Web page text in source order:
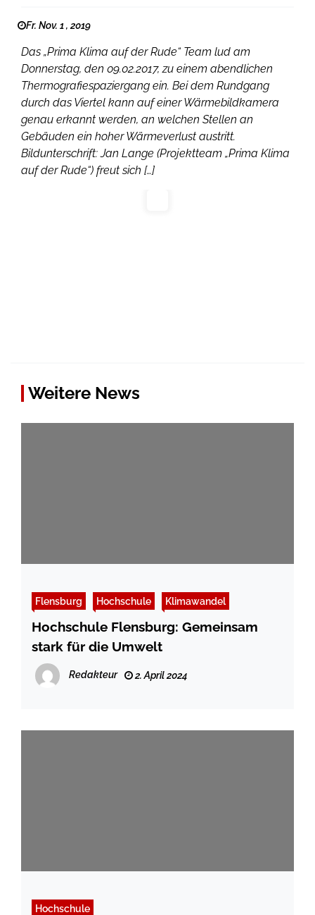
Fr. Nov. 1 , 2019
Das „Prima Klima auf der Rude“ Team lud am
Donnerstag, den 09.02.2017, zu einem abendlichen
Thermografiespaziergang ein. Bei dem Rundgang
durch das Viertel kann auf einer Wärmebildkamera
genau erkannt werden, an welchen Stellen an
Gebäuden ein hoher Wärmeverlust austritt.
Bildunterschrift: Jan Lange (Projektteam „Prima Klima
auf der Rude“) freut sich […]
Weitere News
Flensburg Hochschule Klimawandel
Hochschule Flensburg: Gemeinsam
stark für die Umwelt
Redakteur 2. April 2024
Hochschule